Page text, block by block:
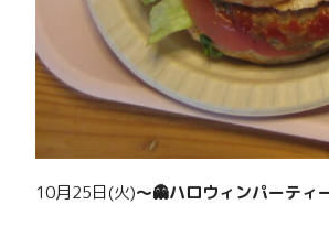
10月25日(火)〜👻ハロウィンパーティ